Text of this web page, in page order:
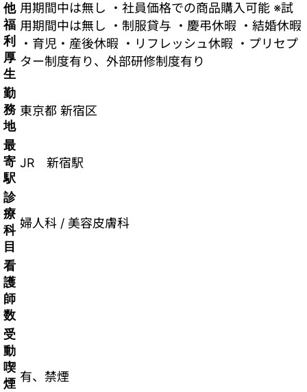
他
福
利
厚
生
用期間中は無し ・社員価格での商品購入可能 ※試
用期間中は無し ・制服貸与 ・慶弔休暇 ・結婚休暇
・育児・産後休暇 ・リフレッシュ休暇 ・プリセプ
ター制度有り、外部研修制度有り
勤
務
地
東京都 新宿区
最
寄
駅
JR 新宿駅
診
療
科
目
婦人科 / 美容皮膚科
看
護
師
数
受
動
喫
煙 有、禁煙